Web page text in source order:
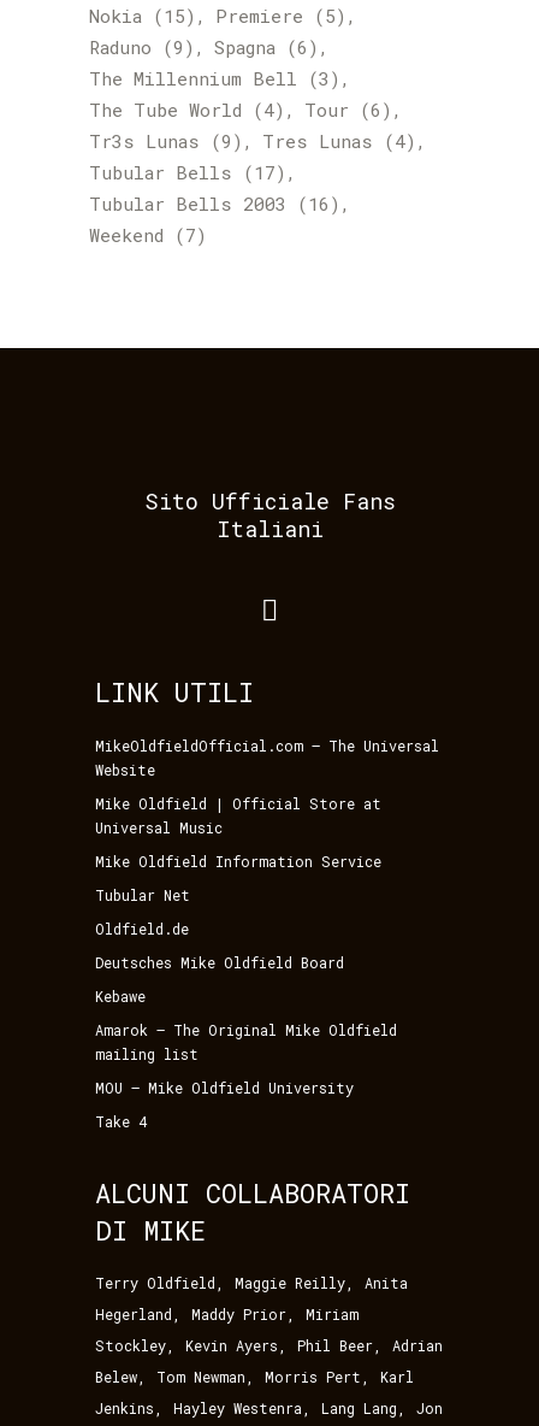
Nokia (15) Premiere (5)
Raduno (9) Spagna (6)
The Millennium Bell
(3)
The Tube World (4) Tour (6)
Tr3s Lunas (9) Tres Lunas (4)
Tubular Bells (17)
Tubular Bells 2003 (16)
Weekend (7)
Sito Ufficiale Fans
Italiani
LINK UTILI
MikeOldfieldOfficial.com – The Universal
Website
Mike Oldfield | Official Store at
Universal Music
Mike Oldfield Information Service
Tubular Net
Oldfield.de
Deutsches Mike Oldfield Board
Kebawe
Amarok – The Original Mike Oldfield
mailing list
MOU – Mike Oldfield University
Take 4
ALCUNI COLLABORATORI
DI MIKE
Terry Oldfield, Maggie Reilly, Anita
Hegerland, Maddy Prior, Miriam
Stockley, Kevin Ayers, Phil Beer, Adrian
Belew, Tom Newman, Morris Pert, Karl
Jenkins, Hayley Westenra, Lang Lang, Jon